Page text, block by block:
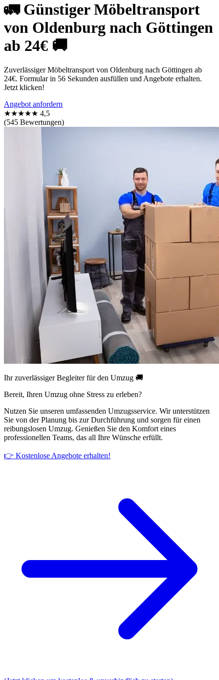
🚛 Günstiger Möbeltransport
von Oldenburg nach Göttingen
ab 24€ 🚚
Zuverlässiger Möbeltransport von Oldenburg nach Göttingen ab
24€. Formular in 56 Sekunden ausfüllen und Angebote erhalten.
Jetzt klicken!
Angebot anfordern
★★★★★ 4,5
(545 Bewertungen)
Ihr zuverlässiger Begleiter für den Umzug 🚚
Bereit, Ihren Umzug ohne Stress zu erleben?
Nutzen Sie unseren umfassenden Umzugsservice. Wir unterstützen
Sie von der Planung bis zur Durchführung und sorgen für einen
reibungslosen Umzug. Genießen Sie den Komfort eines
professionellen Teams, das all Ihre Wünsche erfüllt.
👉 Kostenlose Angebote erhalten!